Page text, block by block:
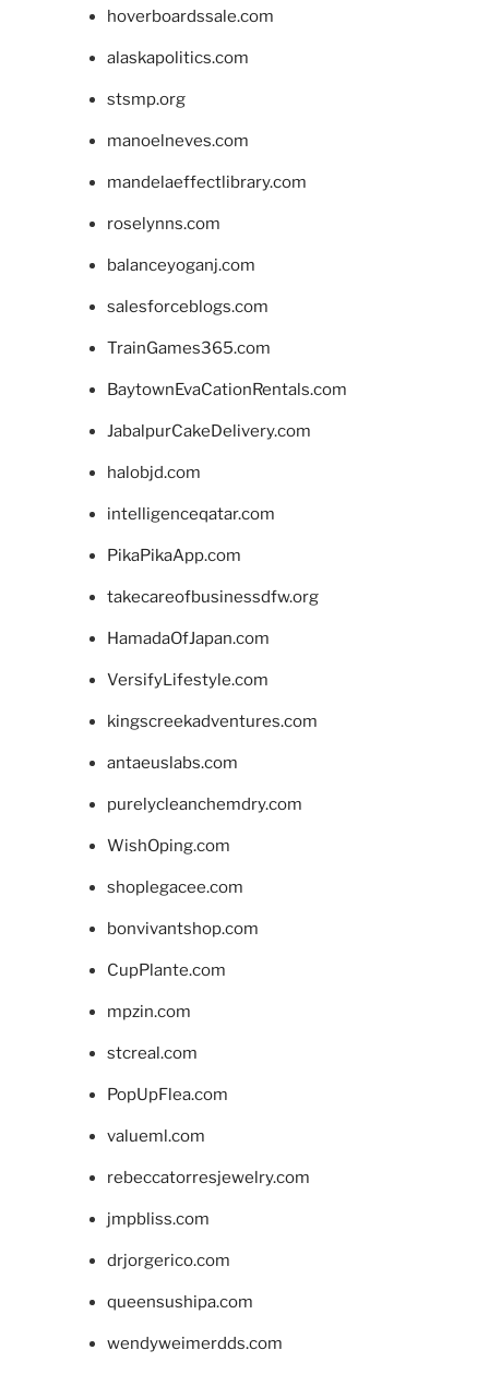
hoverboardssale.com
alaskapolitics.com
stsmp.org
manoelneves.com
mandelaeffectlibrary.com
roselynns.com
balanceyoganj.com
salesforceblogs.com
TrainGames365.com
BaytownEvaCationRentals.com
JabalpurCakeDelivery.com
halobjd.com
intelligenceqatar.com
PikaPikaApp.com
takecareofbusinessdfw.org
HamadaOfJapan.com
VersifyLifestyle.com
kingscreekadventures.com
antaeuslabs.com
purelycleanchemdry.com
WishOping.com
shoplegacee.com
bonvivantshop.com
CupPlante.com
mpzin.com
stcreal.com
PopUpFlea.com
valueml.com
rebeccatorresjewelry.com
jmpbliss.com
drjorgerico.com
queensushipa.com
wendyweimerdds.com